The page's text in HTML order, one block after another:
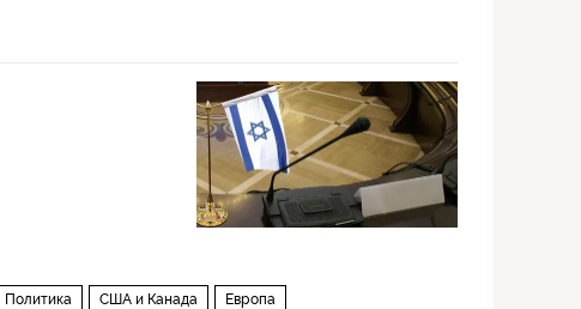
Политика США и Канада Европа